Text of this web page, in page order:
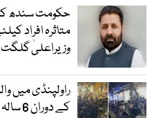
حکومت سندھ
متاثرہ افراد
وزیراعلیٰ
راولپنڈی میں
کے دوران 6 سالہ بچی پراسرار طور پر لاپتا